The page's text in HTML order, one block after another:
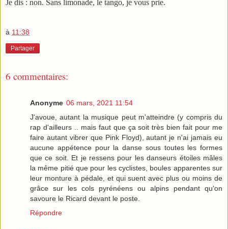
Je dis : non. Sans limonade, le tango, je vous prie.
à 11:38
Partager
6 commentaires:
Anonyme 06 mars, 2021 11:54
J'avoue, autant la musique peut m'atteindre (y compris du
rap d'ailleurs .. mais faut que ça soit très bien fait pour me
faire autant vibrer que Pink Floyd), autant je n'ai jamais eu
aucune appétence pour la danse sous toutes les formes
que ce soit. Et je ressens pour les danseurs étoiles mâles
la même pitié que pour les cyclistes, boules apparentes sur
leur monture à pédale, et qui suent avec plus ou moins de
grâce sur les cols pyrénéens ou alpins pendant qu'on
savoure le Ricard devant le poste.
Répondre